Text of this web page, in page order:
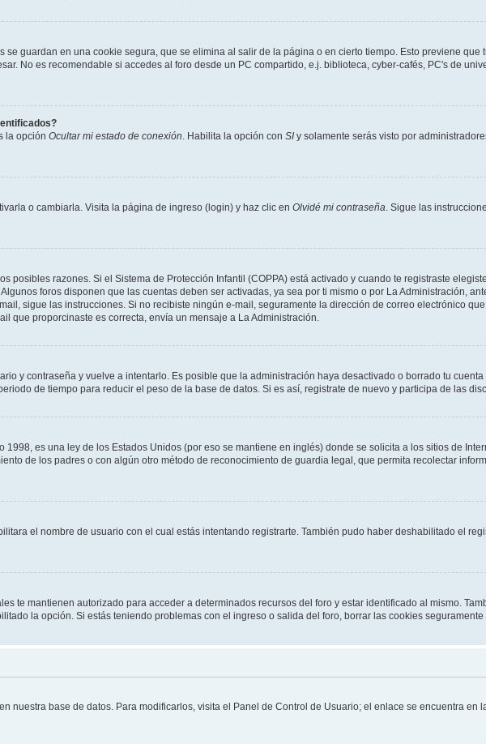
se guardan en una cookie segura, que se elimina al salir de la página o en cierto tiempo. Esto previene
No es recomendable si accedes al foro desde un PC compartido, e.j. biblioteca, cyber-cafés, PC's de
la opción Ocultar mi estado de conexión. Habilita la opción con SI y solamente serás visto por
o cambiarla. Visita la página de ingreso (login) y haz clic en Olvidé mi contraseña. Sigue las
posibles razones. Si el Sistema de Protección Infantil (COPPA) está activado y cuando te registraste
foros disponen que las cuentas deben ser activadas, ya sea por ti mismo o por La Administración,
sigue las instrucciones. Si no recibiste ningún e-mail, seguramente la dirección de correo electrónico
que proporcinaste es correcta, envía un mensaje a La Administración.
y contraseña y vuelve a intentarlo. Es posible que la administración haya desactivado o borrado tu
de tiempo para reducir el peso de la base de datos. Si es así, registrate de nuevo y participa de las
es una ley de los Estados Unidos (por eso se mantiene en inglés) donde se solicita a los sitios de
de los padres o con algún otro método de reconocimiento de guardia legal, que permita recolectar
el nombre de usuario con el cual estás intentando registrarte. También pudo haber deshabilitado el
te mantienen autorizado para acceder a determinados recursos del foro y estar identificado al mismo.
la opción. Si estás teniendo problemas con el ingreso o salida del foro, borrar las cookies seguramente
nuestra base de datos. Para modificarlos, visita el Panel de Control de Usuario; el enlace se encuentra en